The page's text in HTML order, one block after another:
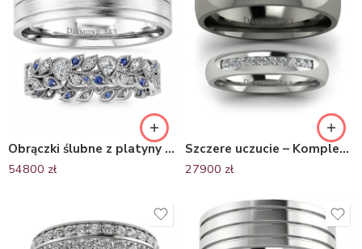
Obrączki ślubne z platyny z brylantami i szafirami – Naturalne Piękno
54800 zł
Szczere uczucie – Komplet półokrągłych obrączek z czarnego złota z diamentami i platyny
27900 zł